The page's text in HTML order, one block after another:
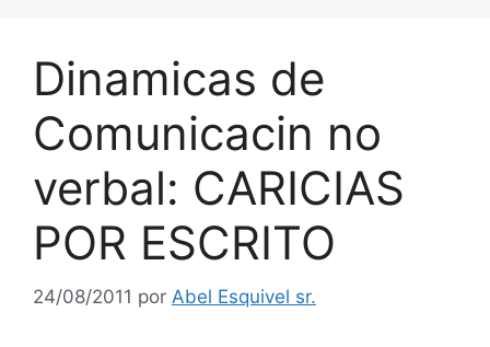
Dinamicas de
Comunicacin no
verbal: CARICIAS
POR ESCRITO
24/08/2011 por Abel Esquivel sr.